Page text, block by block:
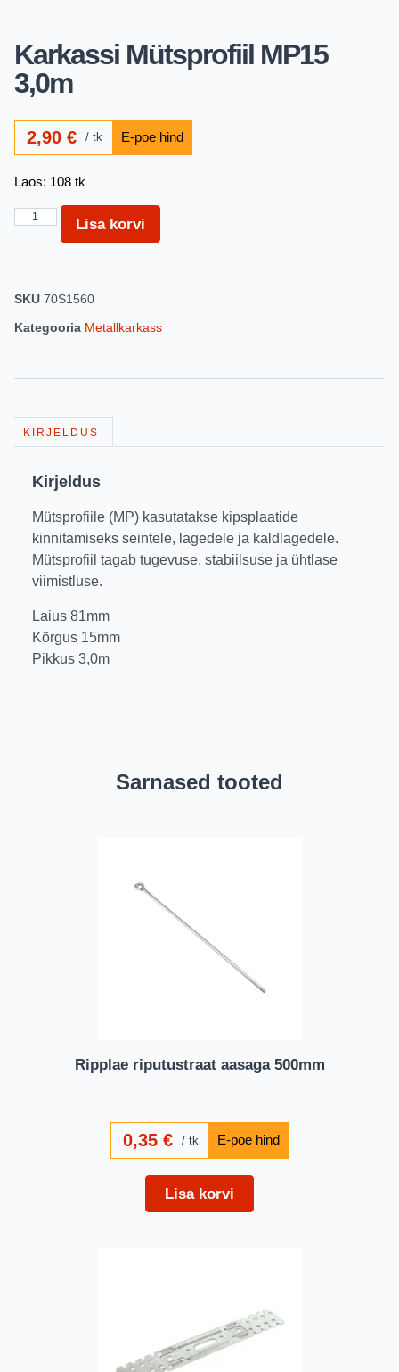
Karkassi Mütsprofiil MP15
3,0m
2,90€ tk
Laos: 108 tk
Lisa korvi
SKU 70S1560
Kategooria Metallkarkass
KIRJELDUS
Kirjeldus
Mütsprofiile (MP) kasutatakse kipsplaatide
kinnitamiseks seintele, lagedele ja kaldlagedele.
Mütsprofiil tagab tugevuse, stabiilsuse ja ühtlase
viimistluse.
Laius 81mm
Kõrgus 15mm
Pikkus 3,0m
Sarnased tooted
Ripplae riputustraat aasaga 500mm
0,35€ tk
Lisa korvi